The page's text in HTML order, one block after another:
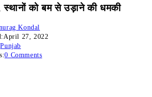
को बम से उड़ाने की धमकी
Kondal
April 27, 2022
Punjab
0 Comments